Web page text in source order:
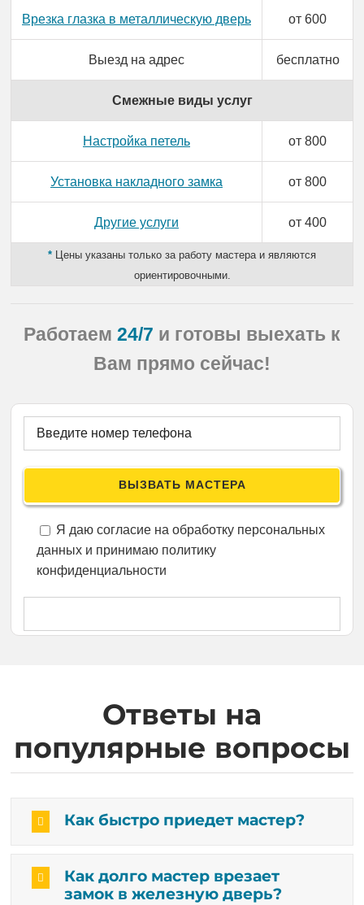
Врезка глазка в металлическую дверь от 600
Выезд на адрес бесплатно
Смежные виды услуг
Настройка петель от 800
Установка накладного замка от 800
Другие услуги от 400
* Цены указаны только за работу мастера и являются
ориентировочными.
Работаем 24/7 и готовы выехать к
Вам прямо сейчас!
Я даю согласие на обработку персональных
данных и принимаю политику
конфиденциальности
Ответы на
популярные вопросы
Как быстро приедет мастер?
Как долго мастер врезает
замок в железную дверь?